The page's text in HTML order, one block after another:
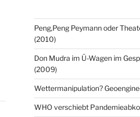
Peng,Peng Peymann oder
(2010)
Don Mudra im Ü-Wagen im
(2009)
Wettermanipulation?
WHO verschiebt